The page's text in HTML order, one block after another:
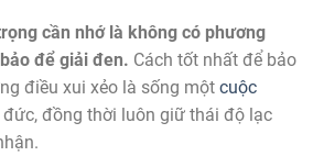
cần nhớ là không có phương
để giải đen. Cách tốt nhất để bảo
điều xui xẻo là sống một cuộc
đồng thời luôn giữ thái độ lạc